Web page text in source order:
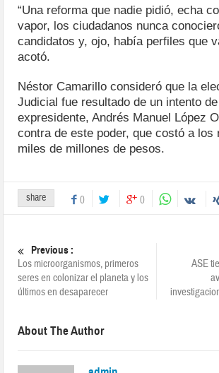
“Una reforma que nadie pidió, echa
vapor, los ciudadanos nunca
candidatos y, ojo, había perfiles que
acotó.
Néstor Camarillo consideró que la
Judicial fue resultado de un intento
expresidente, Andrés Manuel López
contra de este poder, que costó a los
miles de millones de pesos.
share 0 0
Previous :
Los microorganismos, primeros
seres en colonizar el planeta y los
últimos en desaparecer
ASE
About The Author